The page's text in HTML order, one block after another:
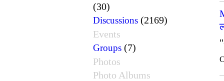
(30)
Discussions (2169)
Events
Groups (7)
Photos
Photo Albums